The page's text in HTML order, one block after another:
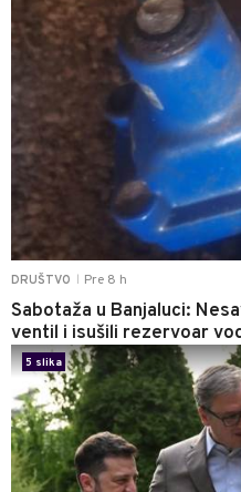
DRUŠTVO Pre 8 h
Sabotaža u Banjaluci:
ventil i isušili rezervoar
5 slika